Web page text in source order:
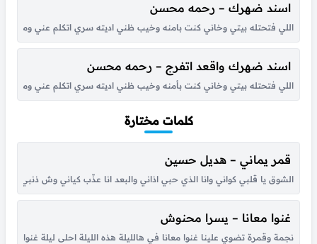
اسند ضهرك – رحمه محسن
اللي فتحتله بيتي وخاني كنت بامنه وخيب ظني اديته سري اتكلم عني
اسند ضهرك واقعد اتفرج – رحمه محسن
اللي فتحتله بيتي وخاني كنت بأمنه وخيب ظني اديته سري اتكلم عني
كلمات مختارة
قمر يماني – هديل حسين
الشوق يا قلبي كواني وانا الذي حبي اذاني والبعد انا عذّب كياني وش ذنبي انا
غنوا معانا – يسرا محنوش
نجمة وقمرة تضوي علينا غنوا معانا في هالليلة هذه الليلة احلى ليلة غنوا معانا